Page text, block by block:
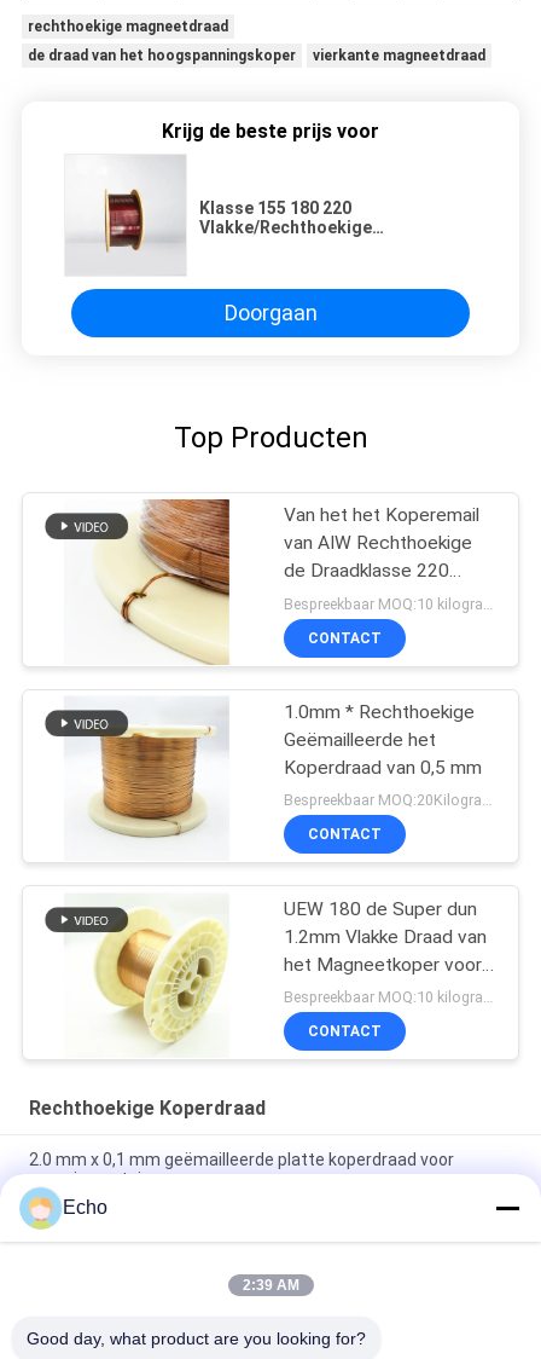
rechthoekige magneetdraad
de draad van het hoogspanningskoper
vierkante magneetdraad
Krijg de beste prijs voor
Klasse 155 180 220
Vlakke/Rechthoekige
Koperdraad voor Notitieboekjerol
Doorgaan
Top Producten
Van het het Koperemail
van AIW Rechthoekige
de Draadklasse 220
2.0*1.0mm
CONTACT
1.0mm * Rechthoekige
Geëmailleerde het
Koperdraad van 0,5 mm
Bespreekbaar MOQ:20Kilogram/Kilograms
CONTACT
UEW 180 de Super dun
1.2mm Vlakke Draad van
het Magneetkoper voor
het Winden
Bespreekbaar MOQ:10 kilogram/Kilogram
CONTACT
Rechthoekige Koperdraad
2.0 mm x 0,1 mm geëmailleerde platte koperdraad voor
energievoertuigen
Super 1,8 mmx0,2 mm UL AIW Emaillebedekte koperen platte
draad voor motor
UEWH Superdunne 1,5 mmx0,1 mm rechthoekige
Echo
2:39 AM
Good day, what product are you looking for?